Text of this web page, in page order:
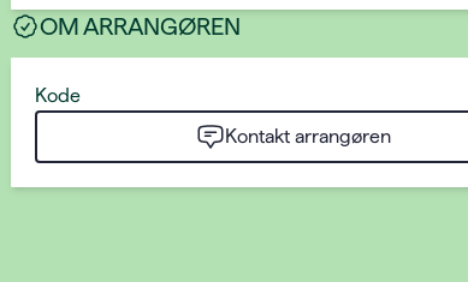
OM ARRANGØREN
Kode
Kontakt arrangøren